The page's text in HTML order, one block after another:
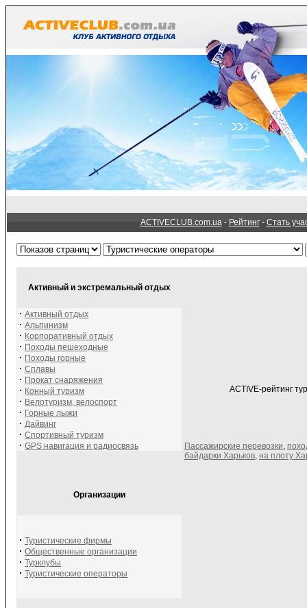
ACTIVECLUB.com.ua- Рейтинг- Стать
Активный и экстремальный отдых
· Активный отдых
· Альпинизм
· Корпоративный отдых
· Походы пешеходные
· Походы горные
· Сплавы
· Прокат снаряжения
· Конный туризм
· Велотуризм, велоспорт
· Горные лыжи
· Дайвинг
· Спортивный туризм
· GPS навигация и радиосвязь
Организации
· Туристические фирмы
· Общественные организации
· Турклубы
· Туристические операторы
ACTIVE-рейтинг
Пассажирские перевозки,
байдарки Харьков, на плоту